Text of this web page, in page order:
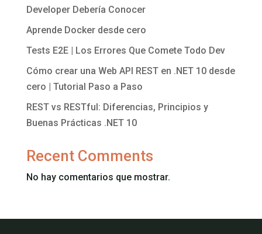
Developer Debería Conocer
Aprende Docker desde cero
Tests E2E | Los Errores Que Comete Todo Dev
Cómo crear una Web API REST en .NET 10 desde
cero | Tutorial Paso a Paso
REST vs RESTful: Diferencias, Principios y
Buenas Prácticas .NET 10
Recent Comments
No hay comentarios que mostrar.